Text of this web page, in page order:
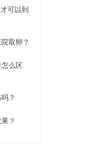
可以到
取卵？
么区
？
？